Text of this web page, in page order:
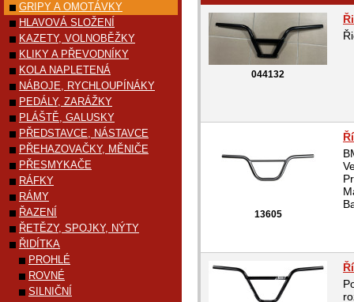
044132
13605
GRIPY A OMOTÁVKY
HLAVOVÁ SLOŽENÍ
KAZETY, VOLNOBĚŽKY
KLIKY A PŘEVODNÍKY
KOLA NAPLETENÁ
NÁBOJE, RYCHLOUPÍNÁKY
PEDÁLY, ZARÁŽKY
PLÁŠTĚ, GALUSKY
PŘEDSTAVCE, NÁSTAVCE
PŘEHAZOVAČKY, MĚNIČE
PŘESMYKAČE
RÁFKY
RÁMY
ŘAZENÍ
ŘETĚZY, SPOJKY, NÝTY
ŘIDÍTKA
PROHLÉ
ROVNÉ
SILNIČNÍ